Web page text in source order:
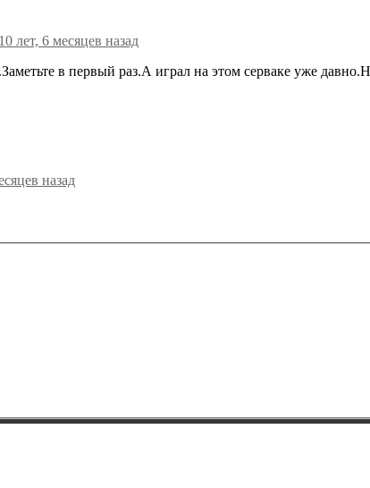
10 лет, 6 месяцев назад
в первый раз.А играл на этом серваке уже
назад